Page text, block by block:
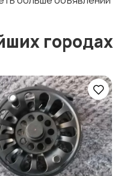
городах